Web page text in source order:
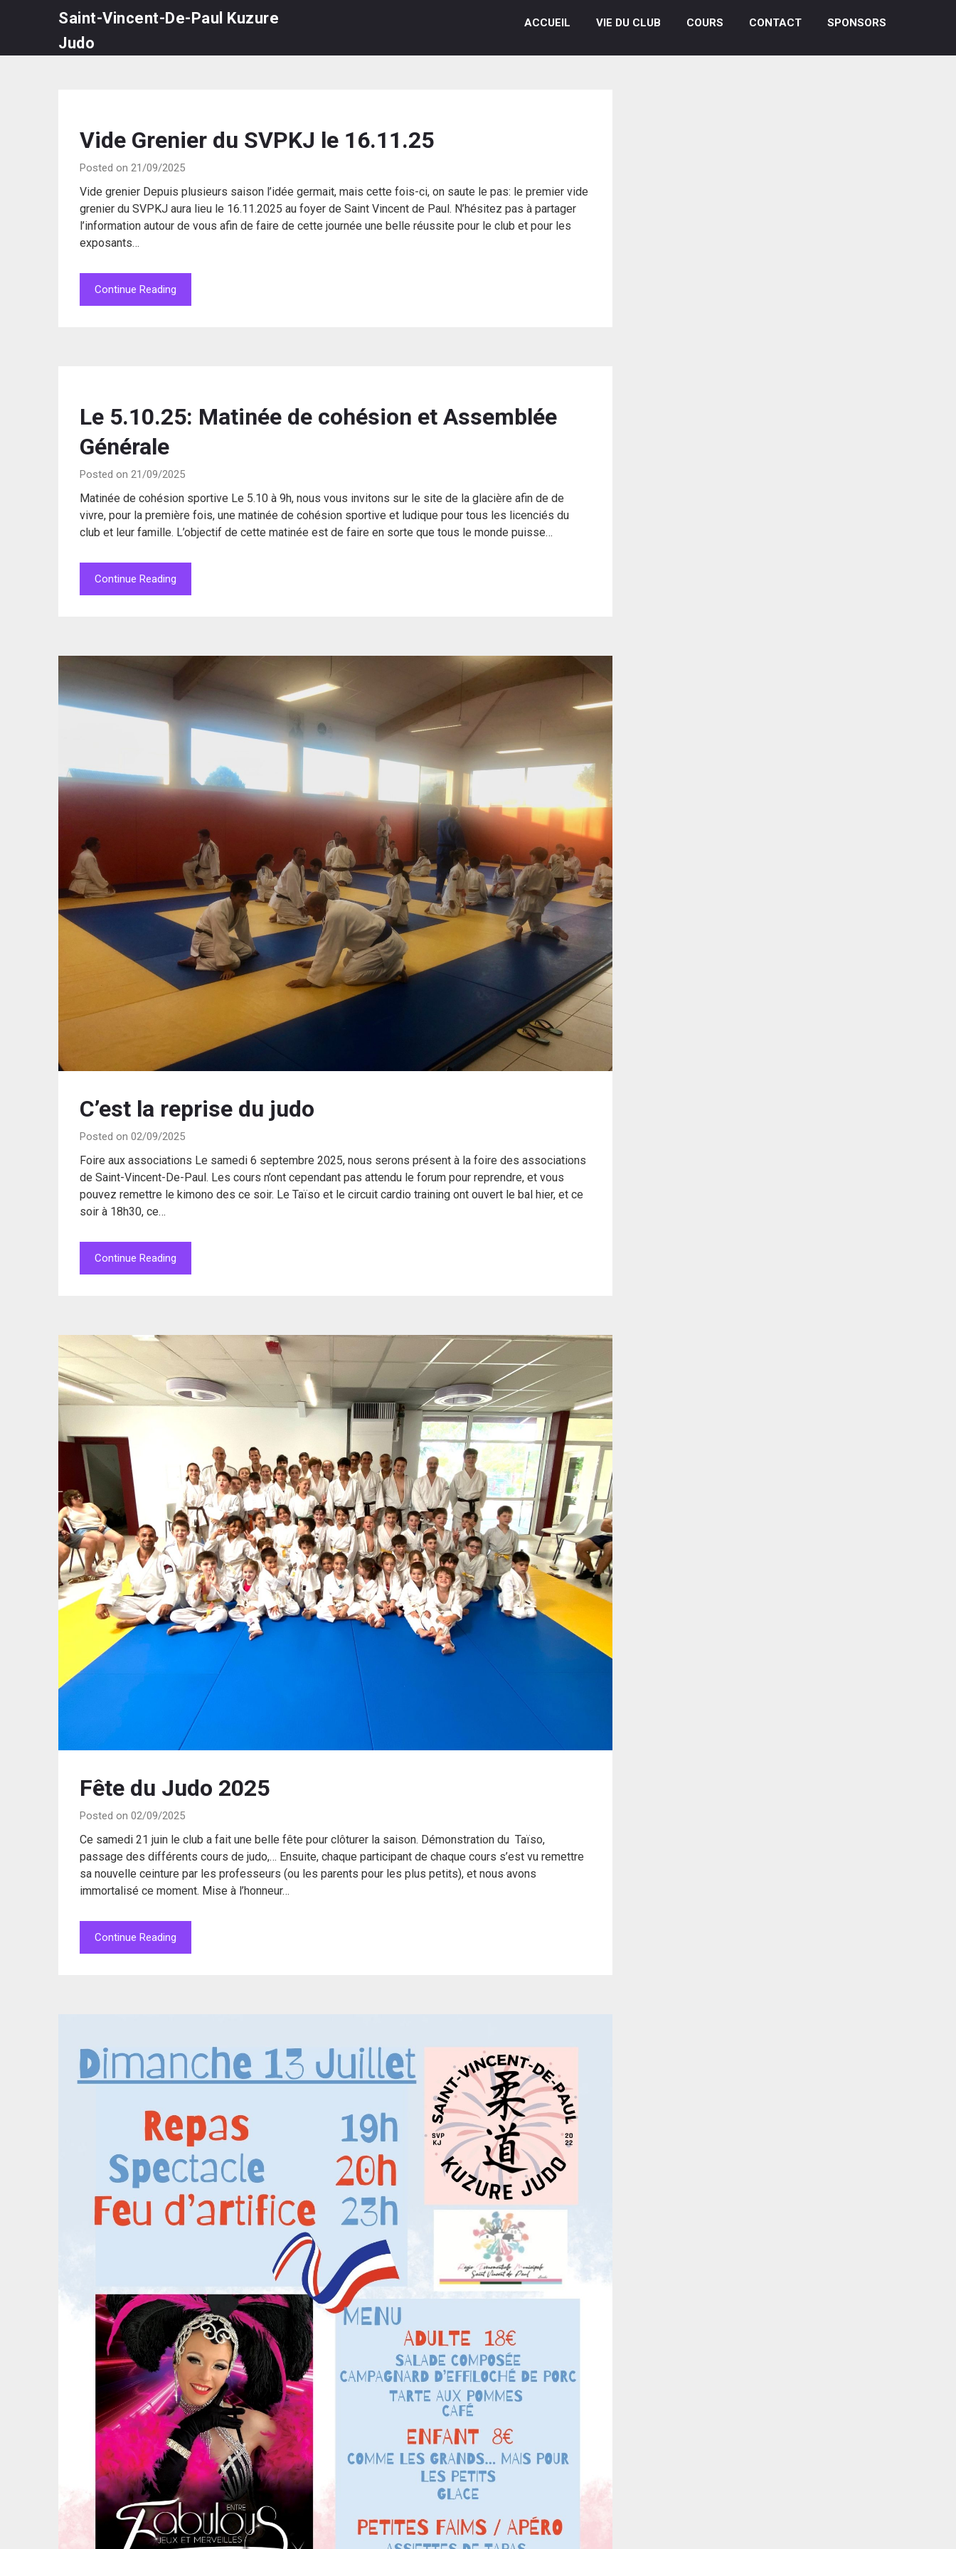
Saint-Vincent-De-Paul Kuzure
Judo
ACCUEIL VIE DU CLUB COURS CONTACT SPONSORS
DU
CLUB
Vide Grenier du SVPKJ le 16.11.25
Posted on 21/09/2025
Vide grenier Depuis plusieurs saison l’idée germait, mais cette fois-ci, on saute le pas: le premier vide
grenier du SVPKJ aura lieu le 16.11.2025 au foyer de Saint Vincent de Paul. N’hésitez pas à partager
l’information autour de vous afin de faire de cette journée une belle réussite pour le club et pour les
exposants…
Continue Reading
Le 5.10.25: Matinée de cohésion et Assemblée
Générale
Posted on 21/09/2025
Matinée de cohésion sportive Le 5.10 à 9h, nous vous invitons sur le site de la glacière afin de de
vivre, pour la première fois, une matinée de cohésion sportive et ludique pour tous les licenciés du
club et leur famille. L’objectif de cette matinée est de faire en sorte que tous le monde puisse…
Continue Reading
C’est la reprise du judo
Posted on 02/09/2025
Foire aux associations Le samedi 6 septembre 2025, nous serons présent à la foire des associations
de Saint-Vincent-De-Paul. Les cours n’ont cependant pas attendu le forum pour reprendre, et vous
pouvez remettre le kimono des ce soir. Le Taïso et le circuit cardio training ont ouvert le bal hier, et ce
soir à 18h30, ce…
Continue Reading
Fête du Judo 2025
Posted on 02/09/2025
Ce samedi 21 juin le club a fait une belle fête pour clôturer la saison. Démonstration du Taïso,
passage des différents cours de judo,… Ensuite, chaque participant de chaque cours s’est vu remettre
sa nouvelle ceinture par les professeurs (ou les parents pour les plus petits), et nous avons
immortalisé ce moment. Mise à l’honneur…
Continue Reading